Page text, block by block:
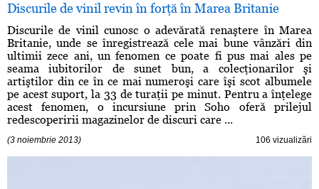
Discurile de vinil revin în forţă în Marea Britanie
Discurile de vinil cunosc o adevărată renaştere în Marea
Britanie, unde se înregistrează cele mai bune vânzări din
ultimii zece ani, un fenomen ce poate fi pus mai ales pe
seama iubitorilor de sunet bun, a colecţionarilor şi
artiştilor din ce în ce mai numeroşi care îşi scot albumele
pe acest suport, la 33 de turaţii pe minut. Pentru a înţelege
acest fenomen, o incursiune prin Soho oferă prilejul
redescoperirii magazinelor de discuri care ...
(3 noiembrie 2013) 106 vizualizări